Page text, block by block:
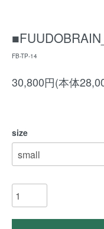
FB-TP-14
30,800円(本体
size